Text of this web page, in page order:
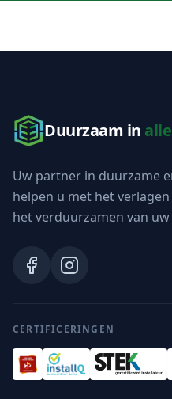
Duurzaam in
Uw partner in duurzame
helpen u met het
het verduurzamen van
CERTIFICERINGEN